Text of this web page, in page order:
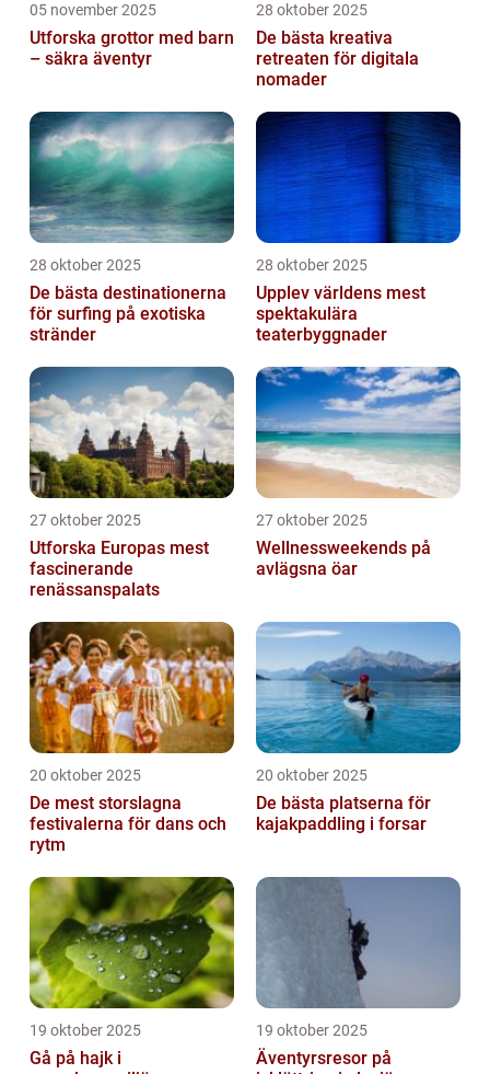
05 november 2025
Utforska grottor med barn
– säkra äventyr
28 oktober 2025
De bästa kreativa
retreaten för digitala
nomader
28 oktober 2025
De bästa destinationerna
för surfing på exotiska
stränder
28 oktober 2025
Upplev världens mest
spektakulära
teaterbyggnader
27 oktober 2025
Utforska Europas mest
fascinerande
renässanspalats
27 oktober 2025
Wellnessweekends på
avlägsna öar
20 oktober 2025
De mest storslagna
festivalerna för dans och
rytm
20 oktober 2025
De bästa platserna för
kajakpaddling i forsar
19 oktober 2025
Gå på hajk i
19 oktober 2025
Äventyrsresor på